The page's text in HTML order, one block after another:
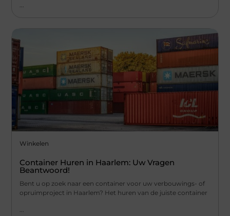
...
Winkelen
Container Huren in Haarlem: Uw Vragen
Beantwoord!
Bent u op zoek naar een container voor uw verbouwings- of
opruimproject in Haarlem? Het huren van de juiste container